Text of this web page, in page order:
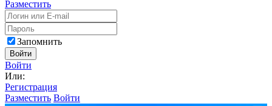
Разместить
Запомнить
Войти
Войти
Или:
Регистрация
Разместить Войти